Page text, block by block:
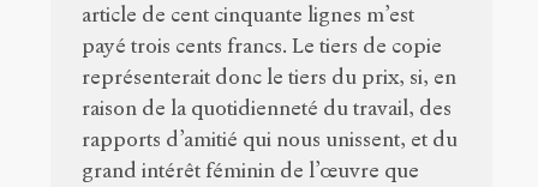
article de cent cinquante lignes m’est
payé trois cents francs. Le tiers de copie
représenterait donc le tiers du prix, si, en
raison de la quotidienneté du travail, des
rapports d’amitié qui nous unissent, et du
grand intérêt féminin de l’œuvre que